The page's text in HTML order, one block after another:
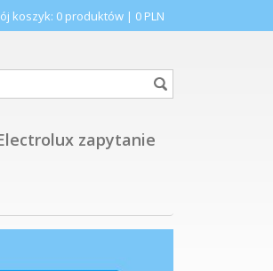
koszyk: 0 produktów | 0 PLN
zapytanie